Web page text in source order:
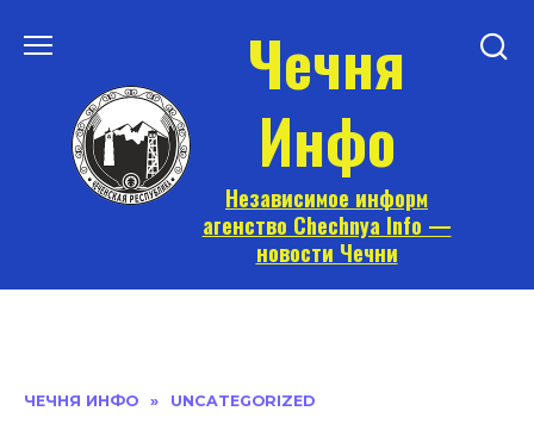
Чечня
Инфо
Независимое информ
агенство Chechnya Info —
новости Чечни
ЧЕЧНЯ ИНФО » UNCATEGORIZED